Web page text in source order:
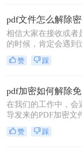
绍pdf编辑加密文件
帮助您重新获得文件
相信大家在接收或者
的时候，肯定会遇到
文件，这就让我们每
入文件密码，时间久
么pdf文件怎么解除
单，给大家分享两种
一种手机上就能完成
吧。
赞 踩
在我们的工作中，会
导发来的PDF加密文
了保证文件的机密性
开PDF文件都需要输
赞 踩